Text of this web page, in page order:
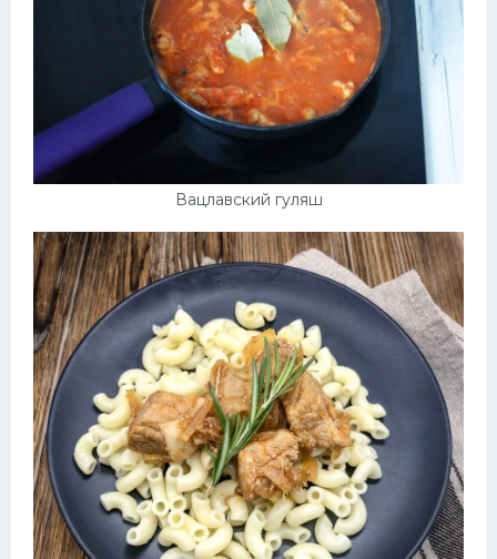
Вацлавский гуляш